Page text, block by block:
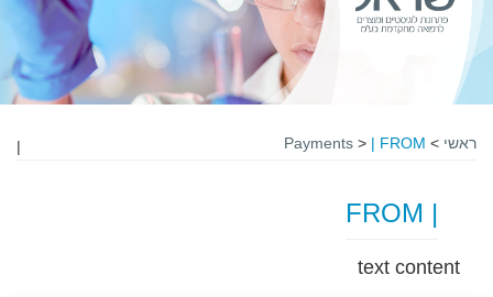
ראשי >
Payments > | FROM
|
| FROM
text content